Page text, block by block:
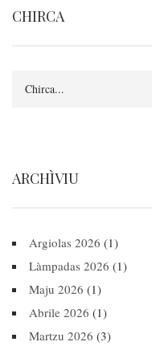
CHIRCA
ARCHÌVIU
Argiolas 2026 (1)
Làmpadas 2026 (1)
Maju 2026 (1)
Abrile 2026 (1)
Martzu 2026 (3)